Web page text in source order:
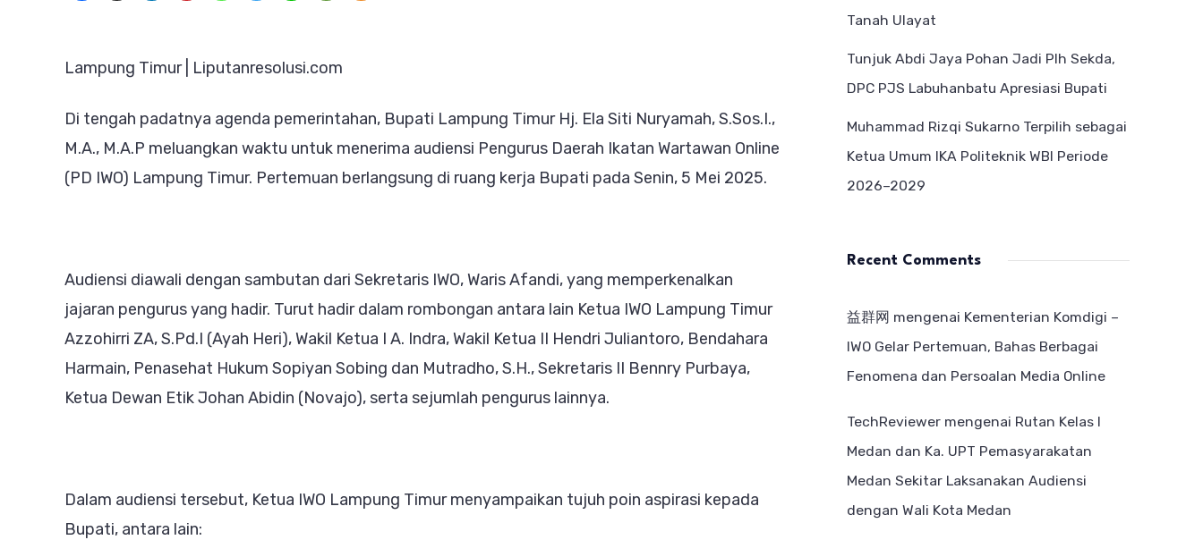
Siap
untuk
Lampung Timur | Liputanresolusi.com
Di tengah padatnya agenda pemerintahan, Bupati Lampung Timur Hj. Ela Siti Nuryamah, S.Sos.I.,
M.A., M.A.P meluangkan waktu untuk menerima audiensi Pengurus Daerah Ikatan Wartawan Online
(PD IWO) Lampung Timur. Pertemuan berlangsung di ruang kerja Bupati pada Senin, 5 Mei 2025.
Audiensi diawali dengan sambutan dari Sekretaris IWO, Waris Afandi, yang memperkenalkan
jajaran pengurus yang hadir. Turut hadir dalam rombongan antara lain Ketua IWO Lampung Timur
Azzohirri ZA, S.Pd.I (Ayah Heri), Wakil Ketua I A. Indra, Wakil Ketua II Hendri Juliantoro, Bendahara
Harmain, Penasehat Hukum Sopiyan Sobing dan Mutradho, S.H., Sekretaris II Bennry Purbaya,
Ketua Dewan Etik Johan Abidin (Novajo), serta sejumlah pengurus lainnya.
Dalam audiensi tersebut, Ketua IWO Lampung Timur menyampaikan tujuh poin aspirasi kepada
Bupati, antara lain:
Tanah Ulayat
Tunjuk Abdi Jaya Pohan Jadi Plh Sekda,
DPC PJS Labuhanbatu Apresiasi Bupati
Muhammad Rizqi Sukarno Terpilih sebagai
Ketua Umum IKA Politeknik WBI Periode
2026–2029
Recent Comments
益群网 mengenai Kementerian Komdigi –
IWO Gelar Pertemuan, Bahas Berbagai
Fenomena dan Persoalan Media Online
TechReviewer mengenai Rutan Kelas I
Medan dan Ka. UPT Pemasyarakatan
Medan Sekitar Laksanakan Audiensi
dengan Wali Kota Medan